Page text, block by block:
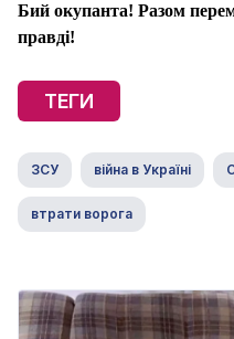
Бий окупанта! Разом
правді!
ТЕГИ
ЗСУ війна в Україні
втрати ворога